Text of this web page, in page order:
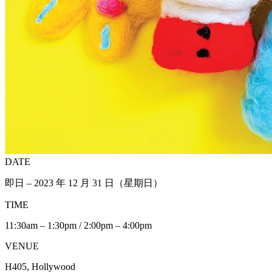
DATE
即日 – 2023 年 12 月 31 日（星期日）
TIME
11:30am – 1:30pm / 2:00pm – 4:00pm
VENUE
H405, Hollywood